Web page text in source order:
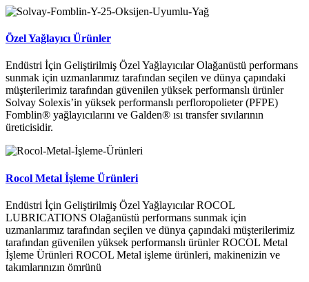
Özel Yağlayıcı Ürünler
Endüstri İçin Geliştirilmiş Özel Yağlayıcılar Olağanüstü performans
sunmak için uzmanlarımız tarafından seçilen ve dünya çapındaki
müşterilerimiz tarafından güvenilen yüksek performanslı ürünler
Solvay Solexis’in yüksek performanslı perfloropolieter (PFPE)
Fomblin® yağlayıcılarını ve Galden® ısı transfer sıvılarının
üreticisidir.
Rocol Metal İşleme Ürünleri
Endüstri İçin Geliştirilmiş Özel Yağlayıcılar ROCOL
LUBRICATIONS Olağanüstü performans sunmak için
uzmanlarımız tarafından seçilen ve dünya çapındaki müşterilerimiz
tarafından güvenilen yüksek performanslı ürünler ROCOL Metal
İşleme Ürünleri ROCOL Metal işleme ürünleri, makinenizin ve
takımlarınızın ömrünü